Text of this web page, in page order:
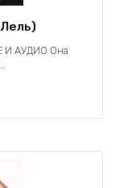
И АУДИО Она